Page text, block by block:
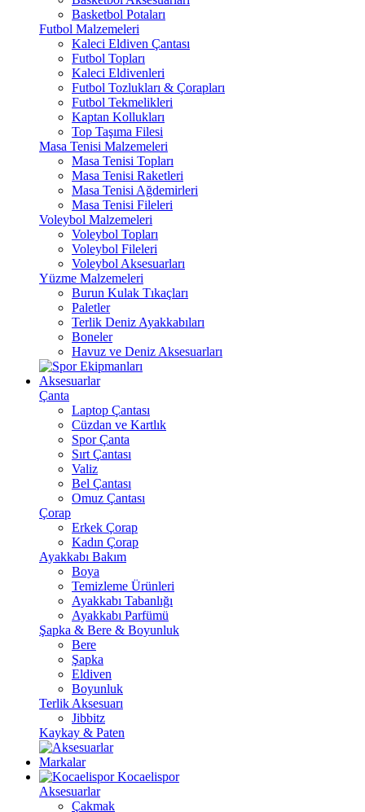
Basketbol Potaları
Futbol Malzemeleri
Kaleci Eldiven Çantası
Futbol Topları
Kaleci Eldivenleri
Futbol Tozlukları & Çorapları
Futbol Tekmelikleri
Kaptan Kollukları
Top Taşıma Filesi
Masa Tenisi Malzemeleri
Masa Tenisi Topları
Masa Tenisi Raketleri
Masa Tenisi Ağdemirleri
Masa Tenisi Fileleri
Voleybol Malzemeleri
Voleybol Topları
Voleybol Fileleri
Voleybol Aksesuarları
Yüzme Malzemeleri
Burun Kulak Tıkaçları
Paletler
Terlik Deniz Ayakkabıları
Boneler
Havuz ve Deniz Aksesuarları
Aksesuarlar
Çanta
Laptop Çantası
Cüzdan ve Kartlık
Spor Çanta
Sırt Çantası
Valiz
Bel Çantası
Omuz Çantası
Çorap
Erkek Çorap
Kadın Çorap
Ayakkabı Bakım
Boya
Temizleme Ürünleri
Ayakkabı Tabanlığı
Ayakkabı Parfümü
Şapka & Bere & Boyunluk
Bere
Şapka
Eldiven
Boyunluk
Terlik Aksesuarı
Jibbitz
Kaykay & Paten
Markalar
Kocaelispor
Aksesuarlar
Çakmak